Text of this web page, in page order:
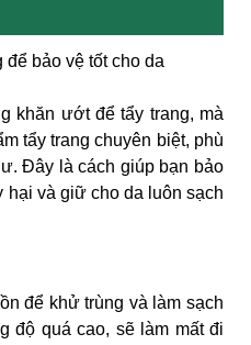
để bảo vệ tốt cho da
khăn ướt để tẩy trang, mà
tẩy trang chuyên biệt, phù
Đây là cách giúp bạn bảo
hại và giữ cho da luôn sạch
để khử trùng và làm sạch
độ quá cao, sẽ làm mất đi